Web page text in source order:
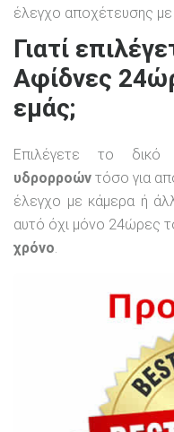
έλεγχο αποχέτευσης με
Γιατί
Αφίδνες
εμάς;
Επιλέγετε το
υδρορροών τόσο για
έλεγχο με κάμερα ή
αυτό όχι μόνο 24ώρες
χρόνο